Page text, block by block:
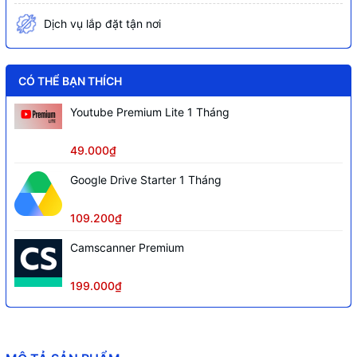
Nguồn cấp 5 VDC (Cổng USB-C)
Quản lý
Dịch vụ lắp đặt tận nơi
CÓ THỂ BẠN THÍCH
Youtube Premium Lite 1 Tháng
49.000₫
Google Drive Starter 1 Tháng
109.200₫
Camscanner Premium
199.000₫